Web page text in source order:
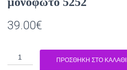
39.00€
μονοφωτο
5252
ΠΡΟΣΘΉΚΗ ΣΤΟ ΚΑΛΆΘΙ